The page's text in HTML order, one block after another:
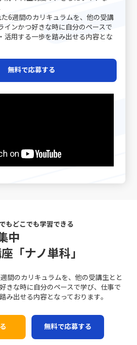
「話の前提条件を合わせる」ことは、
ションの齟齬を防ぐ第一歩です。たと
ェクトのキックオフミーティングで
ゴールと進行予定を共有することで、
とができます。また、日常的なコミュ
の理解度を汲み取る姿勢が重要です。
ャーの中には、相手の話し方をよく観
いる方もいます。さらに、後日話の内
論理的思考をトレーニングすることが
物事を整理し、因果関係を明確にする
ンで応用可能であり、適切に実践する
チームの生産性の向上につながりま
践例を参考に、各自の環境に合った方
勢が求められます。 まとめ 以上
問題ではなく、双方の認識のズレや情
には思考の整理不足から来る複合的な
事で話が噛み合わない人との対処法」
ち合わせの場では、前提条件の確認や
相手の理解度を逐一確認する姿勢が求
必要に応じて一度話を持ち帰り、冷静
ュニケーションの違いに注意が必要で
数字の伝達が成功したとしても、相手
け取り、行動に移すかはまた別の問題
おけるコミュニケーション能力」にお
く意図が伝わるかどうかが重要であ
変容が起こることが成功指標となりま
いという不確実性があります。言葉だ
付ける必要があります。各個人が持つ
、意図しない誤解やコミュニケーショ
に立たず、相手の立場や背景を十分に
の感情に寄り添うことも必要不可欠で
え切れない部分や、感情を込めた発信
相手の共感を得ることが難しくなり、
うまくいかない可能性があります。こ
は、感情表現と論理的説明のバランス
さらに、目的意識の欠如
。コミュニケーションは方法そのもの
確でないまま話を進めると、どれだけ
ても、受信者にとって重要なポイント
の成果に結び付かない場合がありま
もあるため、バランスを見極めること
メントや特定のニーズに特化すること
い領域を開拓します。高級車市場にお
、限られた層に対して圧倒的なブラン
功例と言えるでしょう。この戦略は、
戦い方の一環として、自社の強みや専
する際、伝統的な戦略だけではなく、
や情報分析に基づく意思決定が求めら
ーケティング
を画す新たな方法として取り入れられ
に、レッドオーシャンの戦い方におい
と最新のテクノロジーを融合させるこ
する必要があるのです。 競争にお
において、
企業は、明確な戦略と確固たる差別
コスト管理を実践しています。たとえ
新市場としてチューハイ・サワー市場
り、短期間で一定の市場シェアを獲得
ヨタ自動車は常に「カイゼン」を徹底
。先延ばし癖に取り組むプロセスは、
し、効率的な業務遂行と成長機会を確
要なステップと言えるでしょう。 近年
ーの発展とともに多様な働き方が広が
力が強く問われるようになりました。
らず、自己のキャリア戦略を見直すた
なっています。次のセクションでは、
ばし癖の注意点 先延
す。また、タスクが山積みになること
体的なストレスが急増する点にも十分
重要なチャンスが逃されることにつな
、先延ばし癖は単なる個人的な問題に
しての基礎力や信頼性を左右する重大
ここで特に留意すべきは、先延ばしの
完璧主義者は、全ての条件が整うのを
ため、結果としてタスクが無期限に先
があります。一方、失敗を恐れる心理
りされる原因となります。こうした心
アプローチなくしては、「後回し癖の
いと言えるでしょう。 また、ADHDの
6週間のカリキュラムを、他の受講
インかつ好きな時に自分のペースで
活用する一歩を踏み出せる内容とな
無料で応募する
もどこでも学習できる
中
「ナノ単科」
間のカリキュラムを、他の受講生とと
きな時に自分のペースで学び、仕事で
み出せる内容となっております｡
無料で応募する